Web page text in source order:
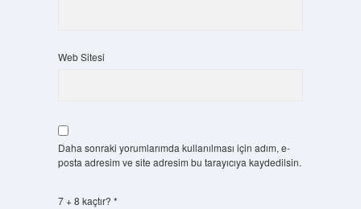
Web Sitesi
Daha sonraki yorumlarımda kullanılması için adım, e-
posta adresim ve site adresim bu tarayıcıya kaydedilsin.
7 + 8 kaçtır? *